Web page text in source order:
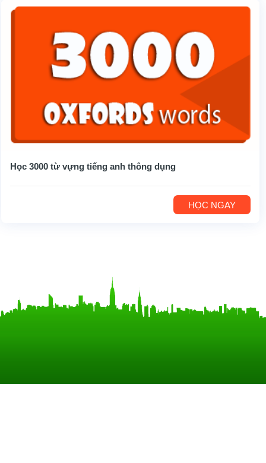
Học 3000 từ vựng tiếng anh thông dụng
HỌC NGAY